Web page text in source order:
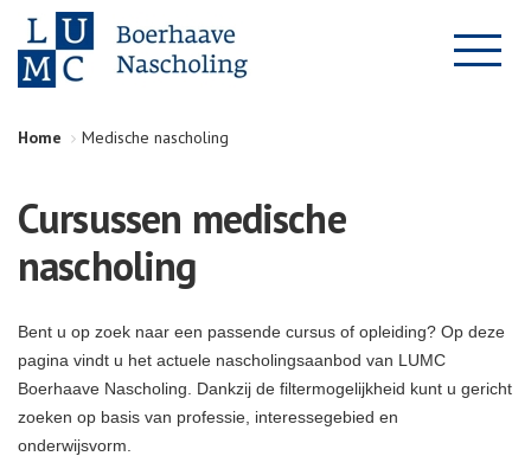
Home Medische nascholing
Cursussen medische
nascholing
Bent u op zoek naar een passende cursus of opleiding? Op deze
pagina vindt u het actuele nascholingsaanbod van LUMC
Boerhaave Nascholing. Dankzij de filtermogelijkheid kunt u gericht
zoeken op basis van professie, interessegebied en
onderwijsvorm.